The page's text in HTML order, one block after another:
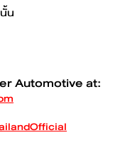
น
Automotive at: